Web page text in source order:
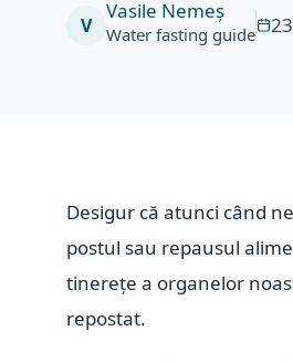
V
Vasile Nemeș
Water fasting guide
Desigur că atunci când
postul sau repausul
tinerețe a organelor
repostat.